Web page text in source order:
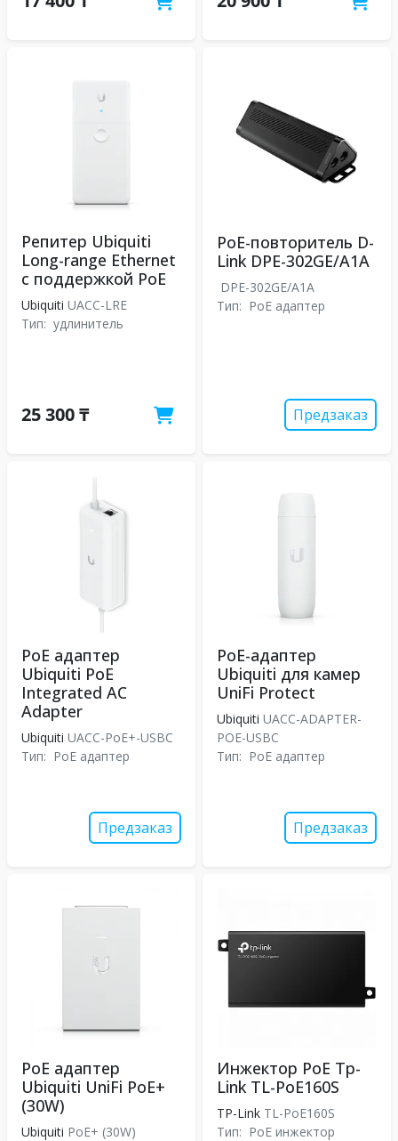
Репитер Ubiquiti
Long-range Ethernet
с поддержкой PoE
Ubiquiti UACC-LRE
Тип: удлинитель
25 300 ₸
PoE-повторитель D-
Link DPE-302GE/A1A
DPE-302GE/A1A
Тип: PoE адаптер
Предзаказ
PoE адаптер
Ubiquiti PoE
Integrated AC
Adapter
Ubiquiti UACC-PoE+-USBC
Тип: PoE адаптер
Предзаказ
PoE-адаптер
Ubiquiti для камер
UniFi Protect
Ubiquiti UACC-ADAPTER-
POE-USBC
Тип: PoE адаптер
Предзаказ
PoE адаптер
Ubiquiti UniFi PoE+
(30W)
Ubiquiti PoE+ (30W)
Инжектор PoE Tp-
Link TL-PoE160S
TP-Link TL-PoE160S
Тип: PoE инжектор